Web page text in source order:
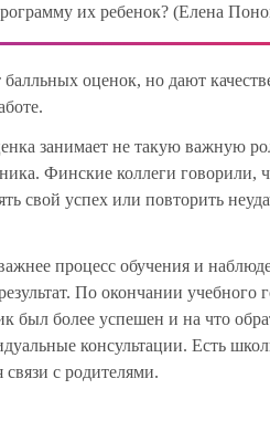
их ребенок? (Елена
оценок, но дают
занимает не такую важную
Финские коллеги говорили,
свой успех или повторить
процесс обучения и
По окончании учебного
был более успешен и на что
консультации. Есть
с родителями.